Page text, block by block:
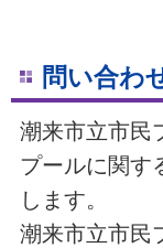
問い合わ
潮来市立市民
プールに関す
します。
潮来市立市民